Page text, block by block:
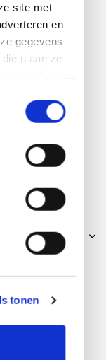
site met
en
gegevens
u aan ze
tonen